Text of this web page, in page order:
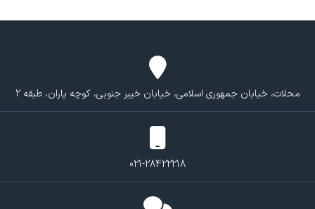
محلات، خیابان جمهوری اسلامی، خیابان خیبر جنوبی، کوچه یاران، طبقه 2
021-28422218